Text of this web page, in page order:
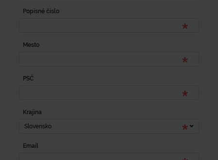
Popisné číslo
Mesto
PSČ
Krajina
Slovensko
Email